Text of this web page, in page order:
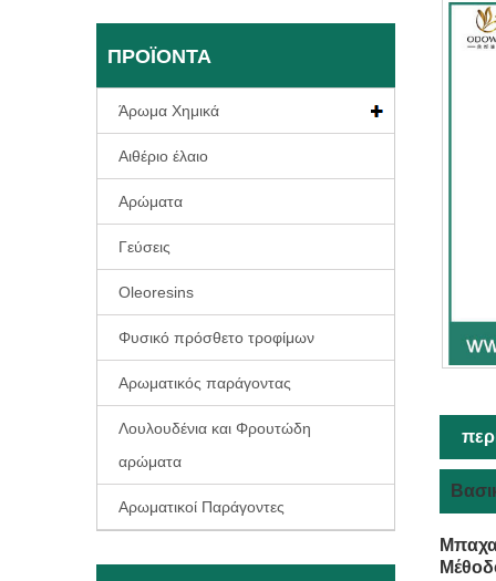
ΠΡΟΪΌΝΤΑ
Άρωμα Χημικά
Αιθέριο έλαιο
Αρώματα
Γεύσεις
Oleoresins
Φυσικό πρόσθετο τροφίμων
Αρωματικός παράγοντας
Λουλουδένια και Φρουτώδη
αρώματα
Αρωματικοί Παράγοντες